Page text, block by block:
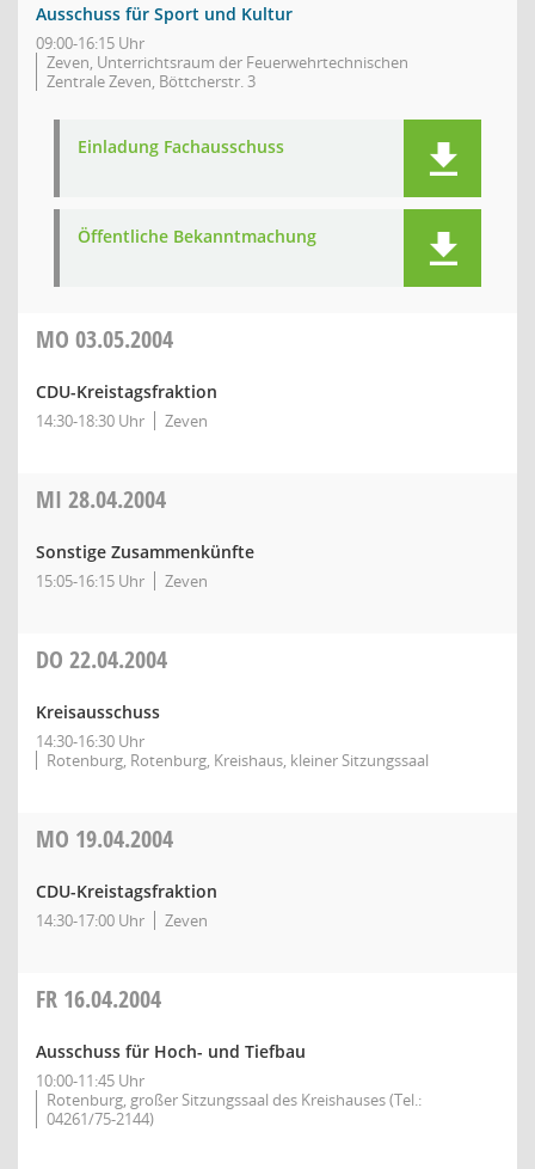
Ausschuss für Sport und Kultur
09:00-16:15 Uhr
Zeven, Unterrichtsraum der Feuerwehrtechnischen
Zentrale Zeven, Böttcherstr. 3
Einladung Fachausschuss
Öffentliche Bekanntmachung
MO 03.05.2004
CDU-Kreistagsfraktion
14:30-18:30 Uhr Zeven
MI 28.04.2004
Sonstige Zusammenkünfte
15:05-16:15 Uhr Zeven
DO 22.04.2004
Kreisausschuss
14:30-16:30 Uhr
Rotenburg, Rotenburg, Kreishaus, kleiner Sitzungssaal
MO 19.04.2004
CDU-Kreistagsfraktion
14:30-17:00 Uhr Zeven
FR 16.04.2004
Ausschuss für Hoch- und Tiefbau
10:00-11:45 Uhr
Rotenburg, großer Sitzungssaal des Kreishauses (Tel.:
04261/75-2144)